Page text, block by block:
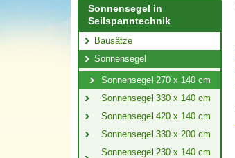
Sonnensegel in
Seilspanntechnik
Bausätze
Sonnensegel
Sonnensegel 270 x 140 cm
Sonnensegel 330 x 140 cm
Sonnensegel 420 x 140 cm
Sonnensegel 330 x 200 cm
Sonnensegel 230 x 140 cm